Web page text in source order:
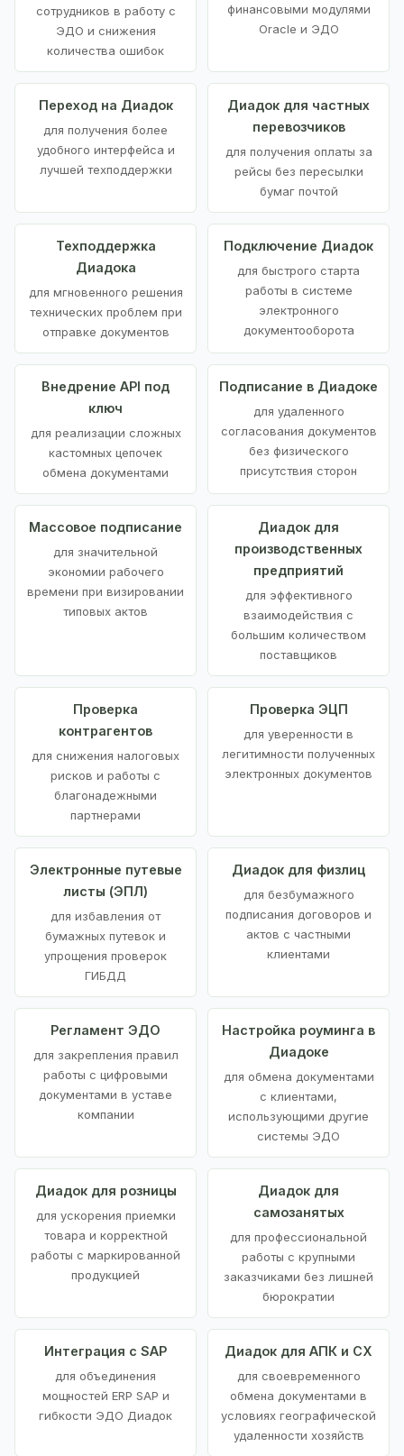
сотрудников в работу с
ЭДО и снижения
количества ошибок
финансовыми модулями
Oracle и ЭДО
Переход на Диадок
для получения более
удобного интерфейса и
лучшей техподдержки
Диадок для частных
перевозчиков
для получения оплаты за
рейсы без пересылки
бумаг почтой
Техподдержка
Диадока
для мгновенного решения
технических проблем при
отправке документов
Подключение Диадок
для быстрого старта
работы в системе
электронного
документооборота
Внедрение API под
ключ
для реализации сложных
кастомных цепочек
обмена документами
Подписание в Диадоке
для удаленного
согласования документов
без физического
присутствия сторон
Массовое подписание
для значительной
экономии рабочего
времени при визировании
типовых актов
Диадок для
производственных
предприятий
для эффективного
взаимодействия с
большим количеством
поставщиков
Проверка
контрагентов
для снижения налоговых
рисков и работы с
благонадежными
партнерами
Проверка ЭЦП
для уверенности в
легитимности полученных
электронных документов
Электронные путевые
листы (ЭПЛ)
для избавления от
бумажных путевок и
упрощения проверок
ГИБДД
Диадок для физлиц
для безбумажного
подписания договоров и
актов с частными
клиентами
Регламент ЭДО
для закрепления правил
работы с цифровыми
документами в уставе
компании
Настройка роуминга в
Диадоке
для обмена документами
с клиентами,
использующими другие
системы ЭДО
Диадок для розницы
для ускорения приемки
товара и корректной
работы с маркированной
продукцией
Диадок для
самозанятых
для профессиональной
работы с крупными
заказчиками без лишней
бюрократии
Интеграция с SAP
для объединения
мощностей ERP SAP и
гибкости ЭДО Диадок
Диадок для АПК и СХ
для своевременного
обмена документами в
условиях географической
удаленности хозяйств